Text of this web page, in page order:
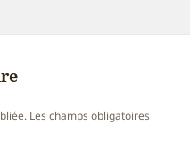
Les champs obligatoires